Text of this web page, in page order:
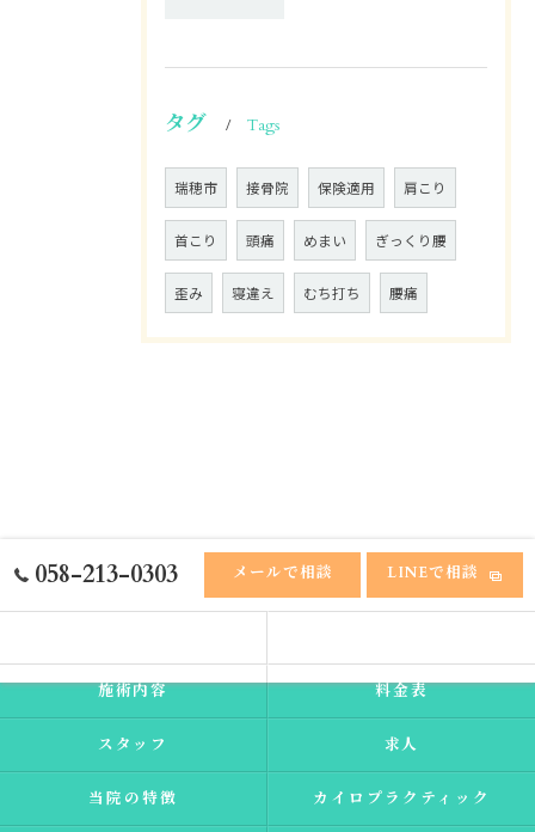
タグ Tags
瑞穂市 接骨院 保険適用 肩こり
首こり 頭痛 めまい ぎっくり腰
歪み 寝違え むち打ち 腰痛
058-213-0303 メールで相談 LINEで相談
施術内容 料金表
スタッフ 求人
当院の特徴 カイロプラクティック